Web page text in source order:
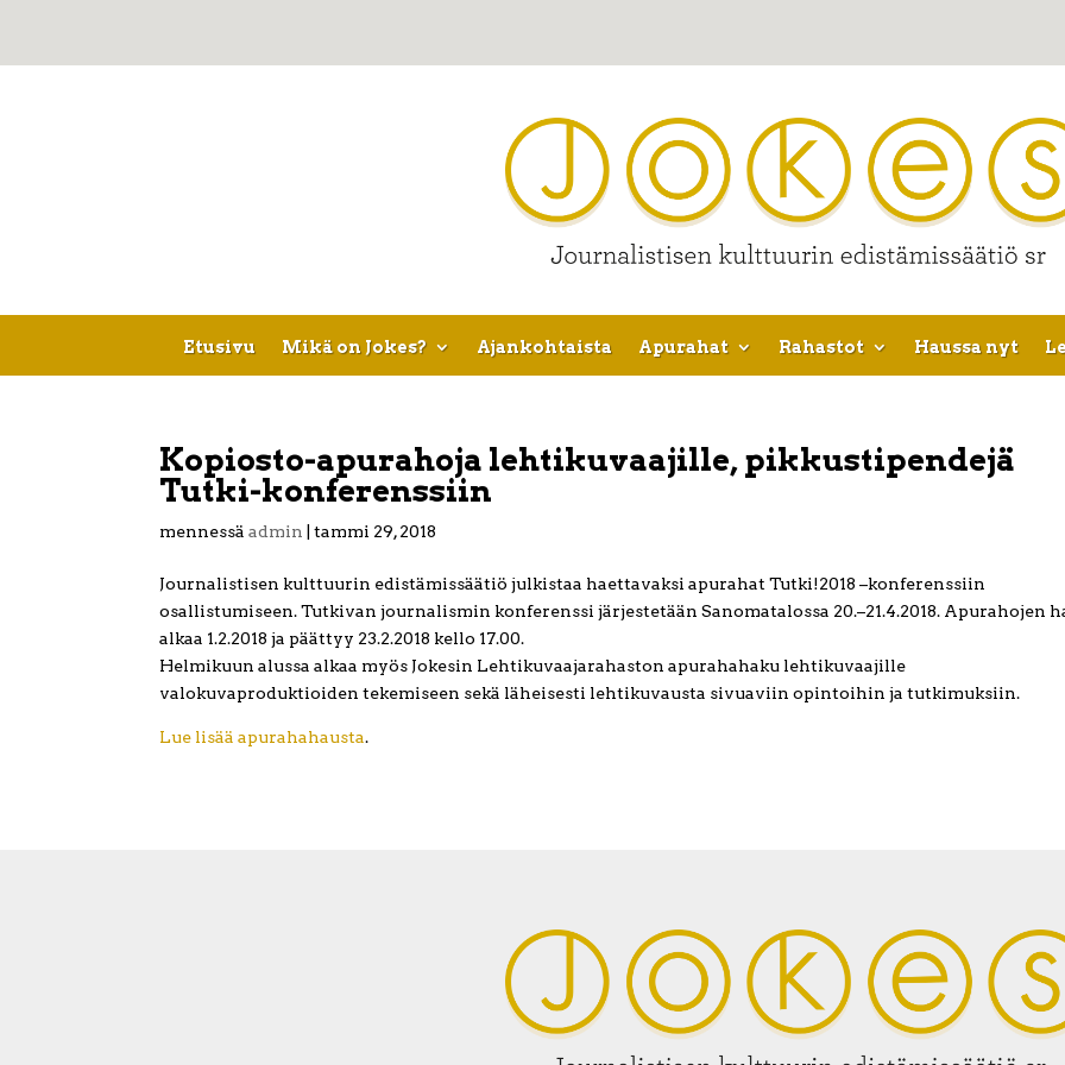
Etusivu Mikä on Jokes? Ajankohtaista Apurahat Rahastot Haussa nyt
Kopiosto-apurahoja lehtikuvaajille, pikkustipendejä
Tutki-konferenssiin
mennessäadmin |tammi 29, 2018
Journalistisen kulttuurin edistämissäätiö julkistaa haettavaksi apurahat Tutki!2018 –konferenssiin
osallistumiseen. Tutkivan journalismin konferenssi järjestetään Sanomatalossa 20.–21.4.2018. Apurahojen
alkaa 1.2.2018 ja päättyy 23.2.2018 kello 17.00.
Helmikuun alussa alkaa myös Jokesin Lehtikuvaajarahaston apurahahaku lehtikuvaajille
valokuvaproduktioiden tekemiseen sekä läheisesti lehtikuvausta sivuaviin opintoihin ja tutkimuksiin.
Lue lisää apurahahausta.